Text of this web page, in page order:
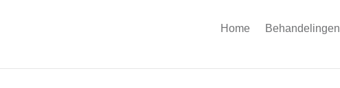
Home Behandelingen